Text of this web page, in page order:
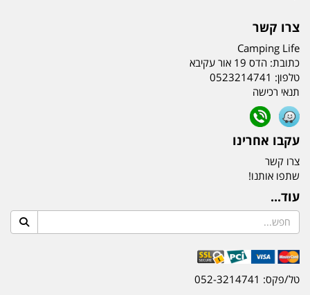
צרו קשר
Camping Life
כתובת: הדס 19 אור עקיבא
טלפון: 0523214741
תנאי רכישה
עקבו אחרינו
צרו קשר
שתפו אותנו!
עוד...
טל/פקס: 052-3214741